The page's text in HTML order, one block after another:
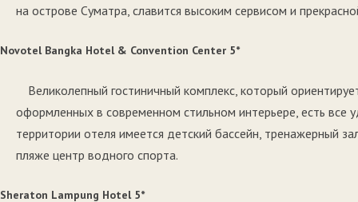
на острове Суматра, славится высоким сервисом и
Novotel Bangka Hotel & Convention Center 5*
Великолепный гостиничный комплекс, который
оформленных в современном стильном интерьере, есть все
территории отеля имеется детский бассейн, тренажерный
пляже центр водного спорта.
Sheraton Lampung Hotel 5*